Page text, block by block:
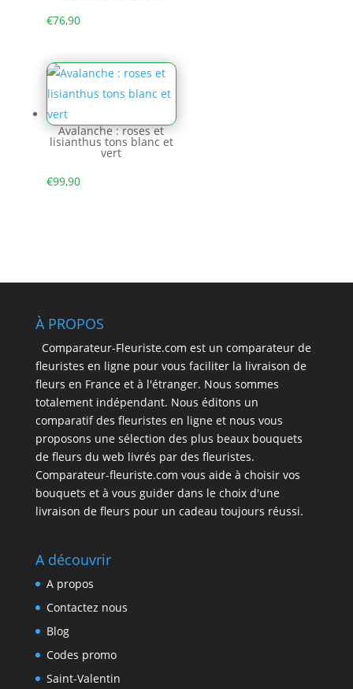
€76,90
Avalanche : roses et
lisianthus tons blanc et
vert
€99,90
À PROPOS
Comparateur-Fleuriste.com est un comparateur de
fleuristes en ligne pour vous faciliter la livraison de
fleurs en France et à l'étranger. Nous sommes
totalement indépendant. Nous éditons un
comparatif des fleuristes en ligne et nous vous
proposons une sélection des plus beaux bouquets
de fleurs du web livrés par des fleuristes.
Comparateur-fleuriste.com vous aide à choisir vos
bouquets et à vous guider dans le choix d'une
livraison de fleurs pour un cadeau toujours réussi.
A découvrir
A propos
Contactez nous
Blog
Codes promo
Saint-Valentin